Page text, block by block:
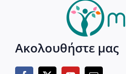
Ακολουθήστε μας